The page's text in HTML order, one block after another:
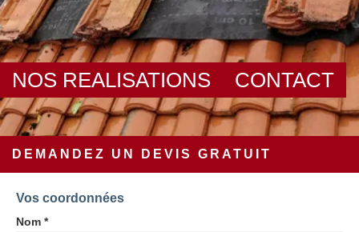
NOS REALISATIONS CONTACT
DEMANDEZ UN DEVIS GRATUIT
Vos coordonnées
Nom *